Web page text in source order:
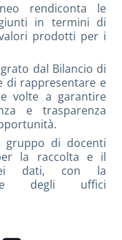
rendiconta le
in termini di
prodotti per i
dal Bilancio di
di rappresentare e
volte a garantire
e trasparenza
di docenti
la raccolta e il
dati, con la
degli uffici